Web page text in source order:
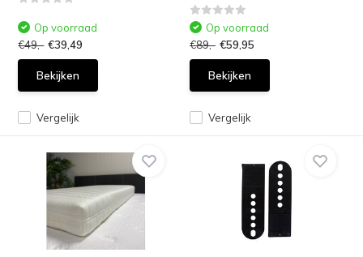
Vergelijk
Op voorraad
€49,- €39,49
Bekijken
Vergelijk
Op voorraad
€89,- €59,95
Bekijken